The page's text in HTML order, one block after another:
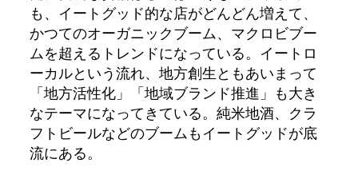
も、イートグッド的な店がどんどん増えて、
かつてのオーガニックブーム、マクロビブー
ムを超えるトレンドになっている。イートロ
ーカルという流れ、地方創生ともあいまって
「地方活性化」「地域ブランド推進」も大き
なテーマになってきている。純米地酒、クラ
フトビールなどのブームもイートグッドが底
流にある。